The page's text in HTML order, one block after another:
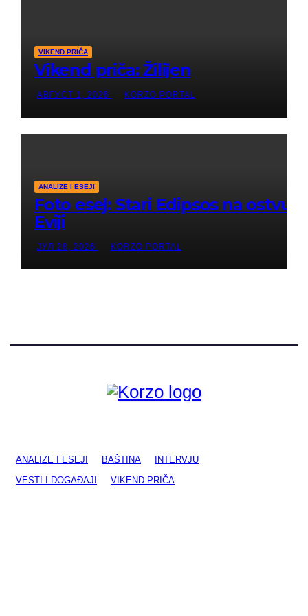
VIKEND PRIČA
Vikend priča: Žilijen
АВГУСТ 1, 2026 KORZO PORTAL
ANALIZE I ESEJI
Foto esej: Stari Edipsos na ostvu
Eviji
ЈУЛ 28, 2026 KORZO PORTAL
ANALIZE I ESEJI BAŠTINA
INTERVJU
VESTI I DOGAĐAJI
VIKEND PRIČA